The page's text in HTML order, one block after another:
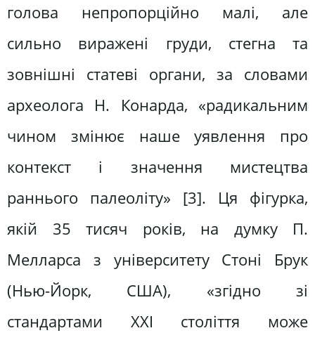
голова непропорційно малі, але
сильно виражені груди, стегна та
зовнішні статеві органи, за словами
археолога Н. Конарда, «радикальним
чином змінює наше уявлення про
контекст і значення мистецтва
раннього палеоліту» [3]. Ця фігурка,
якій 35 тисяч років, на думку П.
Мелларса з університету Стоні Брук
(Нью-Йорк, США), «згідно зі
стандартами XXI століття може